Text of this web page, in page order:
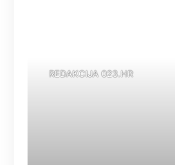
REDAKCIJA 023.HR